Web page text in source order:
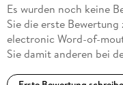
Es wurden noch keine
Sie die erste
electronic Word-of-
Sie damit anderen bei